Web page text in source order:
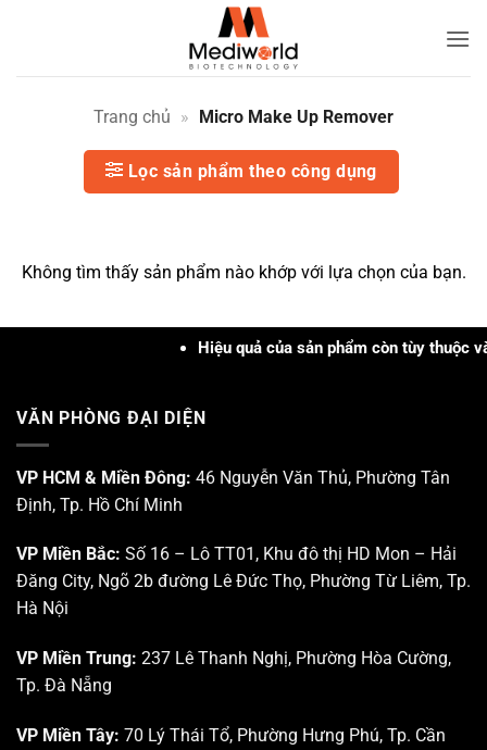
Make
Remover
Trang chủ » Micro Make Up Remover
Lọc sản phẩm theo công dụng
Không tìm thấy sản phẩm nào khớp với lựa chọn của bạn.
Hiệu quả của sản phẩm còn tùy thuộc
VĂN PHÒNG ĐẠI DIỆN
VP HCM & Miền Đông: 46 Nguyễn Văn Thủ, Phường Tân
Định, Tp. Hồ Chí Minh
VP Miền Bắc: Số 16 – Lô TT01, Khu đô thị HD Mon – Hải
Đăng City, Ngõ 2b đường Lê Đức Thọ, Phường Từ Liêm, Tp.
Hà Nội
VP Miền Trung: 237 Lê Thanh Nghị, Phường Hòa Cường,
Tp. Đà Nẵng
VP Miền Tây: 70 Lý Thái Tổ, Phường Hưng Phú, Tp. Cần